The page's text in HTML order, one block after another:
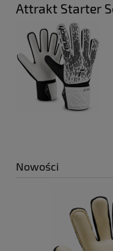
Attrakt Starter
Nowości